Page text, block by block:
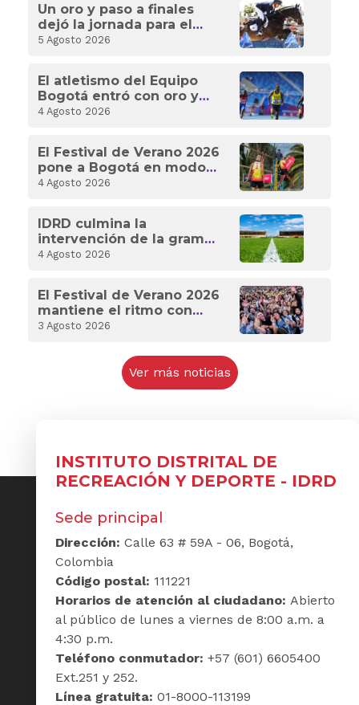
Un oro y paso a finales
dejó la jornada para el
Equipo Bogotá en los
5 Agosto 2026
El atletismo del Equipo
Bogotá entró con oro y
plata para Colombia en
Caribe 2026
4 Agosto 2026
El Festival de Verano 2026
pone a Bogotá en modo
competencia con 18
4 Agosto 2026
IDRD culmina la
intervención de la grama
de Techo y deja listo el
4 Agosto 2026
El Festival de Verano 2026
mantiene el ritmo con
deporte internacional y
3 Agosto 2026
Ver más noticias
INSTITUTO DISTRITAL DE
RECREACIÓN Y DEPORTE - IDRD
Sede principal
Dirección: Calle 63 # 59A - 06, Bogotá,
Colombia
Código postal: 111221
Horarios de atención al ciudadano: Abierto
al público de lunes a viernes de 8:00 a.m. a
4:30 p.m.
Teléfono conmutador: +57 (601) 6605400
Ext.251 y 252.
Línea gratuita: 01-8000-113199